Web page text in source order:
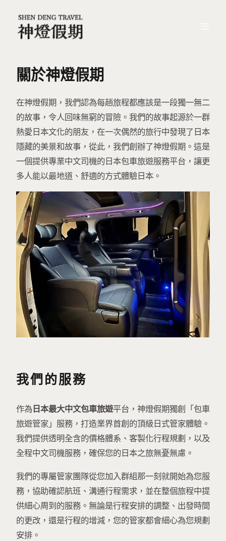
關於神燈假期
在神燈假期，我們認為每趟旅程都應該是一段獨一無二
的故事，令人回味無窮的冒險。我們的故事起源於一群
熱愛日本文化的朋友，在一次偶然的旅行中發現了日本
隱藏的美景和故事，從此，我們創辦了神燈假期。這是
一個提供專業中文司機的日本包車旅遊服務平台，讓更
多人能以最地道、舒適的方式體驗日本。
我們的服務
作為日本最大中文包車旅遊平台，神燈假期獨創「包車
旅遊管家」服務，打造業界首創的頂級日式管家體驗。
我們提供透明全含的價格體系、客製化行程規劃，以及
全程中文司機服務，確保您的日本之旅無憂無慮。
我們的專屬管家團隊從您加入群組那一刻就開始為您服
務，協助確認航班、溝通行程需求，並在整個旅程中提
供細心周到的服務。無論是行程安排的調整、出發時間
的更改，還是行程的增減，您的管家都會細心為您規劃
安排。